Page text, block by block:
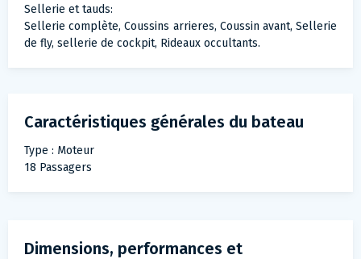
Sellerie et tauds:
Sellerie complète, Coussins arrieres, Coussin avant, Sellerie
de fly, sellerie de cockpit, Rideaux occultants.
Caractéristiques générales du bateau
Type : Moteur
18 Passagers
Dimensions, performances et